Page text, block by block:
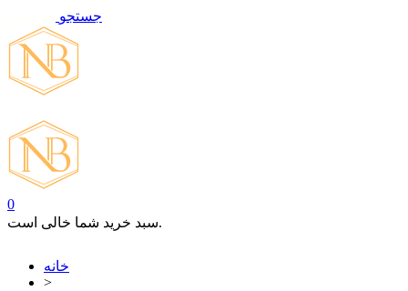
جستجو
0
سبد خرید شما خالی است.
خانه
>